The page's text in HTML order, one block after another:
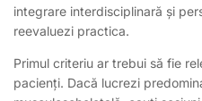
integrare interdisciplinară și
reevaluezi practica.
Primul criteriu ar trebui să fie
pacienți. Dacă lucrezi